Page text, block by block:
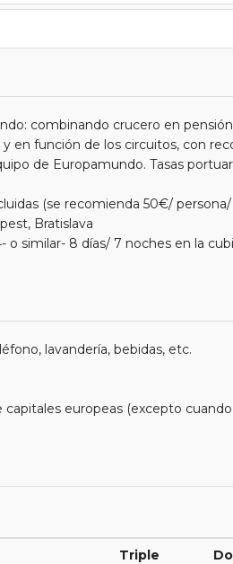
combinando crucero en
en función de los circuitos, con
de Europamundo. Tasas
(se recomienda 50€/ persona/
Bratislava
o similar- 8 días/ 7 noches en la
lavandería, bebidas, etc.
europeas (excepto
Triple